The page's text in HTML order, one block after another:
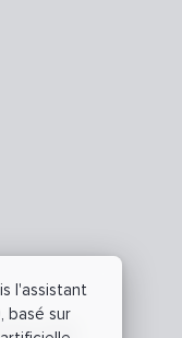
l'assistant
basé sur
policy